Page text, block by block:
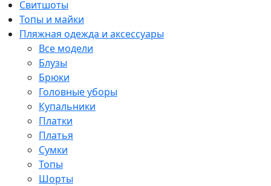
Свитшоты
Топы и майки
Пляжная одежда и аксессуары
Все модели
Блузы
Брюки
Головные уборы
Купальники
Платки
Платья
Сумки
Топы
Шорты